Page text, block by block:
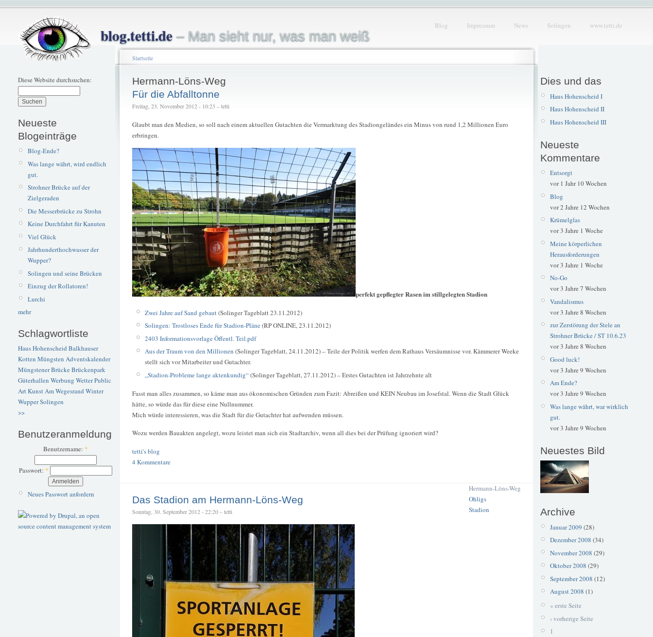
blog.tetti.de– Man sieht nur, was man weiß
Blog Impressum News Solingen www.tetti.de
Diese Website durchsuchen:
Neueste
Blogeinträge
Blog-Ende?
Was lange währt, wird endlich
gut.
Strohner Brücke auf der
Zielgeraden
Die Messerbrücke zu Strohn
Keine Durchfahrt für Kanuten
Viel Glück
Jahrhunderthochwasser der
Wupper?
Solingen und seine Brücken
Einzug der Rollatoren!
Lurchi
mehr
Schlagwortliste
Haus Hohenscheid Balkhauser
Kotten Müngsten Adventskalender
Müngstener BrückeBrückenpark
Güterhallen Werbung WetterPublic
ArtKunstAm Wegesrand Winter
WupperSolingen
>>
Benutzeranmeldung
Benutzername: *
Passwort: *
Neues Passwort anfordern
Startseite
Hermann-Löns-Weg
Für die Abfalltonne
Freitag, 23. November 2012 - 10:23 – tetti
Glaubt man den Medien, so soll nach einem aktuellen Gutachten die Vermarktung des Stadiongeländes ein Minus von rund 1,2 Millionen Euro
erbringen.
perfekt gepflegter Rasen im stillgelegten Stadion
Zwei Jahre auf Sand gebaut(Solinger Tageblatt 23.11.2012)
Solingen: Trostloses Ende für Stadion-Pläne(RP ONLINE, 23.11.2012)
2403 Informationsvorlage Öffentl. Teil.pdf
Aus der Traum von den Millionen (Solinger Tageblatt, 24.11.2012) – Teile der Politik werfen dem Rathaus Versäumnisse vor. Kämmerer Weeke
stellt sich vor Mitarbeiter und Gutachter.
„Stadion-Probleme lange aktenkundig“(Solinger Tageblatt, 27.11.2012) – Erstes Gutachten ist Jahrzehnte alt
Fasst man alles zusammen, so käme man aus ökonomischen Gründen zum Fazit: Abreißen und KEIN Neubau im Josefstal. Wenn die Stadt Glück
hätte, so würde das für diese eine Nullnummer.
Mich würde interessieren, was die Stadt für die Gutachter hat aufwenden müssen.
Wozu werden Bauakten angelegt, wozu leistet man sich ein Stadtarchiv, wenn all dies bei der Prüfung ignoriert wird?
tetti's blog
4 Kommentare
Hermann-Löns-Weg
Ohligs
Stadion
Das Stadion am Hermann-Löns-Weg
Sonntag, 30. September 2012 - 22:20 – tetti
Dies und das
Haus Hohenscheid I
Haus Hohenscheid II
Haus Hohenscheid III
Neueste
Kommentare
Entsorgt
vor 1 Jahr 10 Wochen
Blog
vor 2 Jahre 12 Wochen
Krümelglas
vor 3 Jahre 1 Woche
Meine körperlichen
Herausforderungen
vor 3 Jahre 1 Woche
No-Go
vor 3 Jahre 7 Wochen
Vandalismus
vor 3 Jahre 8 Wochen
zur Zerstörung der Stele an
Strohner Brücke / ST 10.6.23
vor 3 Jahre 8 Wochen
Good luck!
vor 3 Jahre 9 Wochen
Am Ende?
vor 3 Jahre 9 Wochen
Was lange währt, war wirklich
gut.
vor 3 Jahre 9 Wochen
Neuestes Bild
Archive
Januar 2009 (28)
Dezember 2008 (34)
November 2008 (29)
Oktober 2008 (29)
September 2008 (12)
August 2008 (1)
« erste Seite
‹ vorherige Seite
1